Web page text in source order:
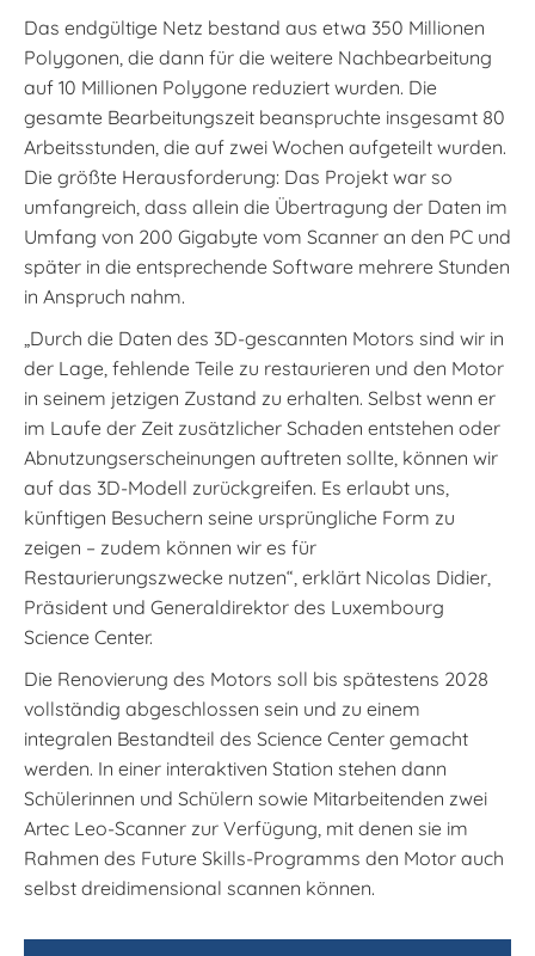
Das endgültige Netz bestand aus etwa 350 Millionen
Polygonen, die dann für die weitere Nachbearbeitung
auf 10 Millionen Polygone reduziert wurden. Die
gesamte Bearbeitungszeit beanspruchte insgesamt 80
Arbeitsstunden, die auf zwei Wochen aufgeteilt wurden.
Die größte Herausforderung: Das Projekt war so
umfangreich, dass allein die Übertragung der Daten im
Umfang von 200 Gigabyte vom Scanner an den PC und
später in die entsprechende Software mehrere Stunden
in Anspruch nahm.
„Durch die Daten des 3D-gescannten Motors sind wir in
der Lage, fehlende Teile zu restaurieren und den Motor
in seinem jetzigen Zustand zu erhalten. Selbst wenn er
im Laufe der Zeit zusätzlicher Schaden entstehen oder
Abnutzungserscheinungen auftreten sollte, können wir
auf das 3D-Modell zurückgreifen. Es erlaubt uns,
künftigen Besuchern seine ursprüngliche Form zu
zeigen – zudem können wir es für
Restaurierungszwecke nutzen“, erklärt Nicolas Didier,
Präsident und Generaldirektor des Luxembourg
Science Center.
Die Renovierung des Motors soll bis spätestens 2028
vollständig abgeschlossen sein und zu einem
integralen Bestandteil des Science Center gemacht
werden. In einer interaktiven Station stehen dann
Schülerinnen und Schülern sowie Mitarbeitenden zwei
Artec Leo-Scanner zur Verfügung, mit denen sie im
Rahmen des Future Skills-Programms den Motor auch
selbst dreidimensional scannen können.